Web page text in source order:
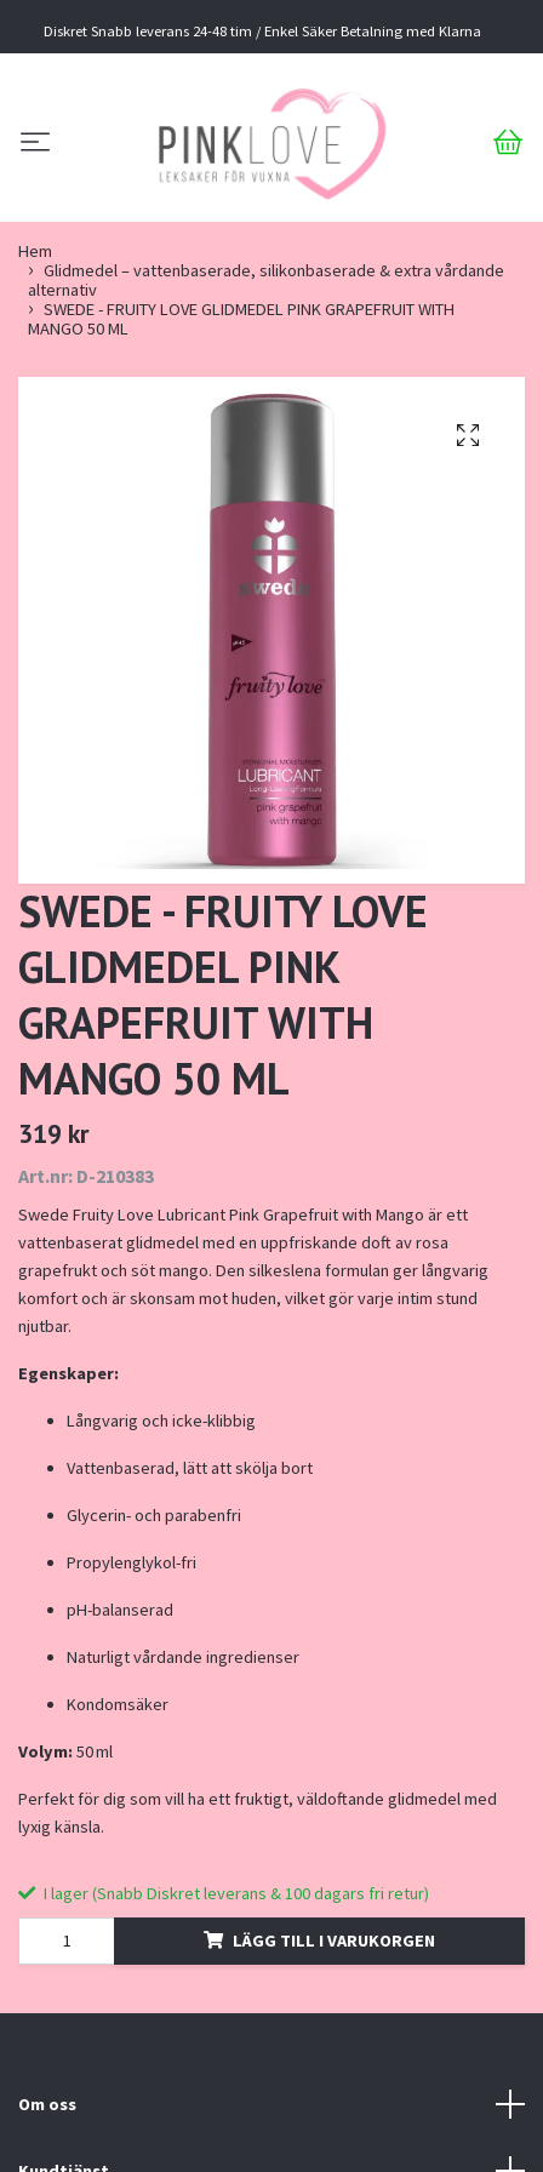
Diskret Snabb leverans 24-48 tim / Enkel Säker Betalning med Klarna
Hem
Glidmedel – vattenbaserade, silikonbaserade & extra vårdande
alternativ
SWEDE - FRUITY LOVE GLIDMEDEL PINK GRAPEFRUIT WITH
MANGO 50 ML
SWEDE - FRUITY LOVE
GLIDMEDEL PINK
GRAPEFRUIT WITH
MANGO 50 ML
319 kr
Art.nr: D-210383
Swede Fruity Love Lubricant Pink Grapefruit with Mango är ett
vattenbaserat glidmedel med en uppfriskande doft av rosa
grapefrukt och söt mango. Den silkeslena formulan ger långvarig
komfort och är skonsam mot huden, vilket gör varje intim stund
njutbar.
Egenskaper:
Långvarig och icke-klibbig
Vattenbaserad, lätt att skölja bort
Glycerin- och parabenfri
Propylenglykol-fri
pH-balanserad
Naturligt vårdande ingredienser
Kondomsäker
Volym:50 ml
Perfekt för dig som vill ha ett fruktigt, väldoftande glidmedel med
lyxig känsla.
I lager (Snabb Diskret leverans & 100 dagars fri retur)
LÄGG TILL I VARUKORGEN
Om oss